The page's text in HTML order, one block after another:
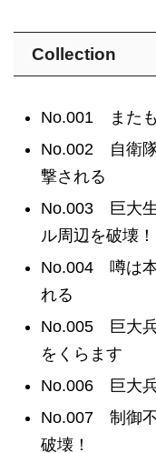
Collection
No.001 また
No.002 自衛隊
撃される
No.003 巨大
ル周辺を破壊！
No.004 噂は
れる
No.005 巨大
をくらます
No.006 巨大
No.007 制御
破壊！